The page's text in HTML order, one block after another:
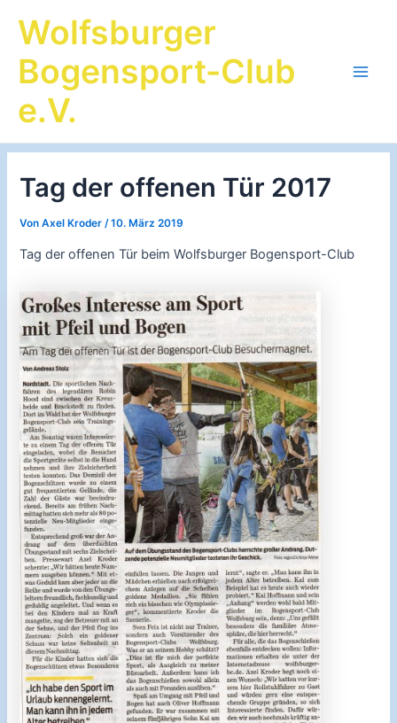
InhaltWolfsburger
Bogensport-Club
e.V.
Tag der offenen Tür 2017
VonAxel Kroder /10. März 2019
Tag der offenen Tür beim Wolfsburger Bogensport-Club